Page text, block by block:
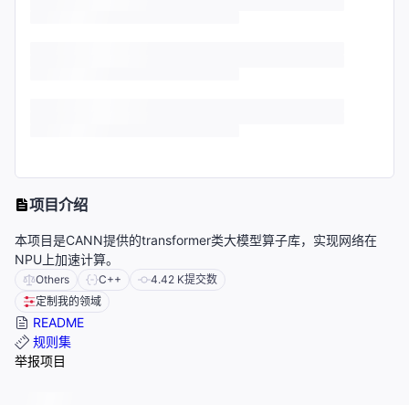
项目介绍
本项目是CANN提供的transformer类大模型算子库，实现网络在
NPU上加速计算。
Others C++ 4.42 K提交数
定制我的领域
README
规则集
举报项目